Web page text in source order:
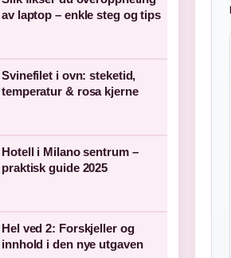
av laptop – enkle steg og tips
Svinefilet i ovn: steketid,
temperatur & rosa kjerne
Hotell i Milano sentrum –
praktisk guide 2025
Hel ved 2: Forskjeller og
innhold i den nye utgaven